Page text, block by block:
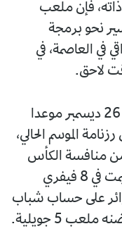
ذاته، فإن ملعب
نحو برمجة
في العاصمة، في
لاحق.
وكانت الرابطة قد كشفت عن تاريخ 26 ديسمبر موعدا
الموسم الحالي،
منافسة الكأس
الممتازة، علماً أن النسخة الماضية أُقيمت في 8 فيفري
على حساب شباب
5 جويلية.